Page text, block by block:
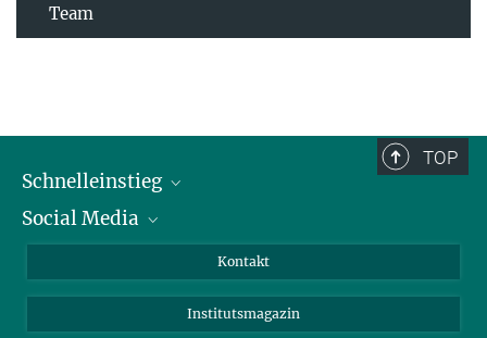
Team
TOP
Schnelleinstieg
Alumni
Fördernde
Social Media
Bluesky
Facebook
Kontakt
Institutsmagazin